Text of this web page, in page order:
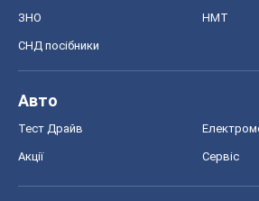
ЗНО НМТ
СНД посібники
Авто
Тест Драйв
Акції Сервіс